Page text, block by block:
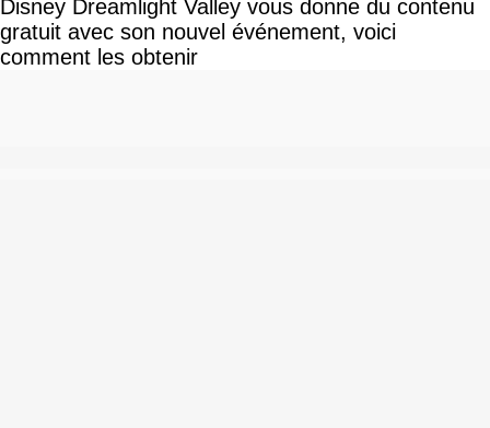
Disney Dreamlight Valley vous donne du contenu
gratuit avec son nouvel événement, voici
comment les obtenir